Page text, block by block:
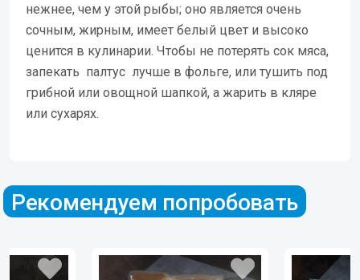
нежнее, чем у этой рыбы; оно является очень
сочным, жирным, имеет белый цвет и высоко
ценится в кулинарии. Чтобы не потерять сок мяса,
запекать палтус лучше в фольге, или тушить под
грибной или овощной шапкой, а жарить в кляре
или сухарях.
Рекомендуем попробовать